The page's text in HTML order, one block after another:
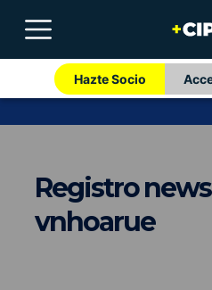
Hazte Socio
Registro
vnhoarue